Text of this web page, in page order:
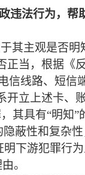
违法行为， 帮
其主观是否
正当 ， 根据《
信线路、短信
立上述卡、
其具有“明知”
隐蔽性和复杂
下游犯罪行
。